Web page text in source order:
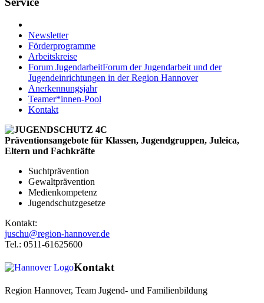
Newsletter
Förderprogramme
Arbeitskreise
Forum JugendarbeitForum der Jugendarbeit und der
Jugendeinrichtungen in der Region Hannover
Anerkennungsjahr
Teamer*innen-Pool
Kontakt
Präventionsangebote für Klassen, Jugendgruppen, Juleica,
Eltern und Fachkräfte
Suchtprävention
Gewaltprävention
Medienkompetenz
Jugendschutzgesetze
Kontakt:
juschu@region-hannover.de
Tel.: 0511-61625600
Kontakt
Region Hannover, Team Jugend- und Familienbildung